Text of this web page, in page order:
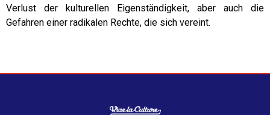
Verlust der kulturellen Eigenständigkeit, aber auch die
Gefahren einer radikalen Rechte, die sich vereint.